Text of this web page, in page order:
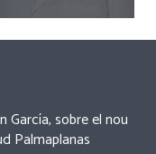
García, sobre el nou
Palmaplanas